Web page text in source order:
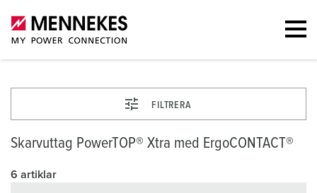
FILTRERA
Skarvuttag PowerTOP® Xtra med ErgoCONTACT®
6 artiklar